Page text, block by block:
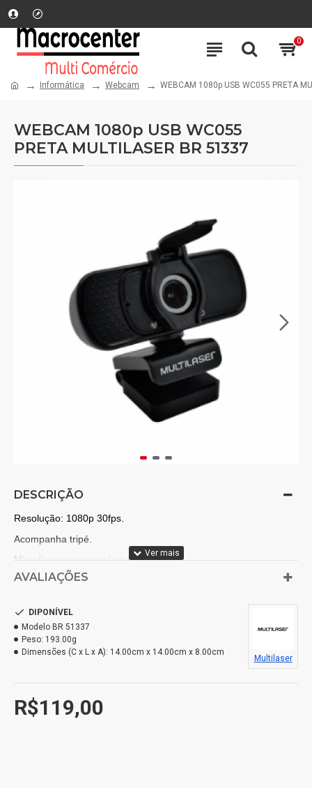
0
Informática Webcam WEBCAM 1080p USB WC055 PRETA
WEBCAM 1080p USB WC055
PRETA MULTILASER BR 51337
DESCRIÇÃO
Resolução: 1080p 30fps.
Acompanha tripé.
Microfone com cancelamento de ruído.
Compatibilidade: Windows 10 ou superior .
Conexão: USB e Play.
AVALIAÇÕES
R$119,00
DIPONÍVEL
Modelo BR 51337
Peso: 193.00g
Dimensões (C x L x A): 14.00cm x 14.00cm x 8.00cm
Multilaser